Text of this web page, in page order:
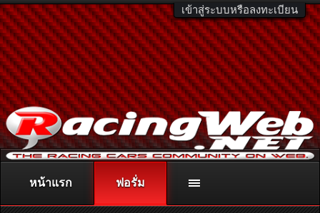
เข้าสู่ระบบหรือลงทะเบียน
ติดต่อลงโฆษณา racingweb@gmail.comหรือโทร. 081-811-1138
หรืออ่านรายละเอียดเพิ่มเติม คลิกที่นี่
หน้าแรก ฟอรั่ม